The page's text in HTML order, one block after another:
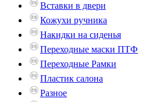
Вставки в двери
Кожухи ручника
Накидки на сиденья
Переходные маски ПТФ
Переходные Рамки
Пластик салона
Разное